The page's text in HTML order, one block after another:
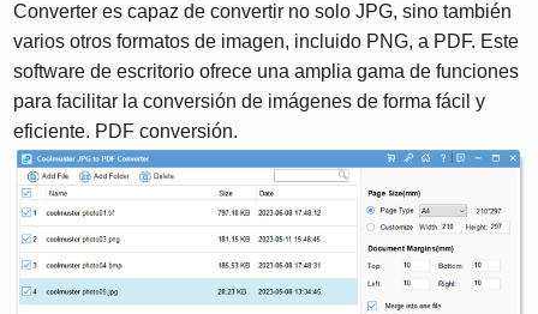
Converter es capaz de convertir no solo JPG, sino también
varios otros formatos de imagen, incluido PNG, a PDF. Este
software de escritorio ofrece una amplia gama de funciones
para facilitar la conversión de imágenes de forma fácil y
eficiente. PDF conversión.